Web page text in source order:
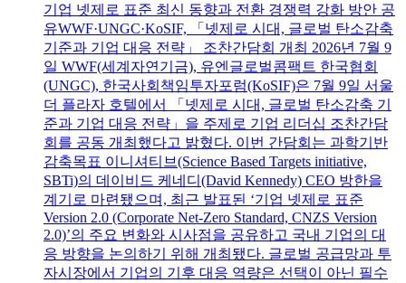
기업 넷제로 표준 최신 동향과 전환 경쟁력 강화 방안 공
유WWF·UNGC·KoSIF, 「넷제로 시대, 글로벌 탄소감축
기준과 기업 대응 전략」 조찬간담회 개최 2026년 7월 9
일 WWF(세계자연기금), 유엔글로벌콤팩트 한국협회
(UNGC), 한국사회책임투자포럼(KoSIF)은 7월 9일 서울
더 플라자 호텔에서 「넷제로 시대, 글로벌 탄소감축 기
준과 기업 대응 전략」을 주제로 기업 리더십 조찬간담
회를 공동 개최했다고 밝혔다. 이번 간담회는 과학기반
감축목표 이니셔티브(Science Based Targets initiative,
SBTi)의 데이비드 케네디(David Kennedy) CEO 방한을
계기로 마련됐으며, 최근 발표된 ‘기업 넷제로 표준
Version 2.0 (Corporate Net-Zero Standard, CNZS Version
2.0)’의 주요 변화와 시사점을 공유하고 국내 기업의 대
응 방향을 논의하기 위해 개최됐다. 글로벌 공급망과 투
자시장에서 기업의 기후 대응 역량은 선택이 아닌 필수